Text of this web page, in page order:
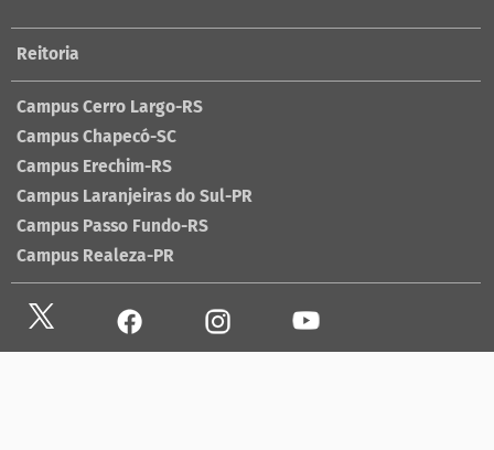
Reitoria
Campus Cerro Largo-RS
Campus Chapecó-SC
Campus Erechim-RS
Campus Laranjeiras do Sul-PR
Campus Passo Fundo-RS
Campus Realeza-PR